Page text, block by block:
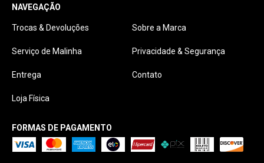
NAVEGAÇÃO
Trocas & Devoluções Sobre a Marca
Serviço de Malinha Privacidade & Segurança
Entrega Contato
Loja Física
FORMAS DE PAGAMENTO